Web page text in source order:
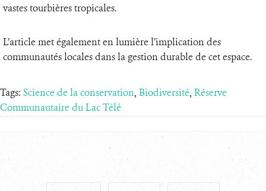
vastes tourbières tropicales.
L’article met également en lumière l’implication des
communautés locales dans la gestion durable de cet espace.
Tags: Science de la conservation, Biodiversité, Réserve
Communautaire du Lac Télé